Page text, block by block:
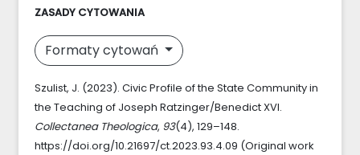
ZASADY CYTOWANIA
Formaty cytowań
Szulist, J. (2023). Civic Profile of the State Community in
the Teaching of Joseph Ratzinger/Benedict XVI.
Collectanea Theologica, 93(4), 129–148.
https://doi.org/10.21697/ct.2023.93.4.09 (Original work